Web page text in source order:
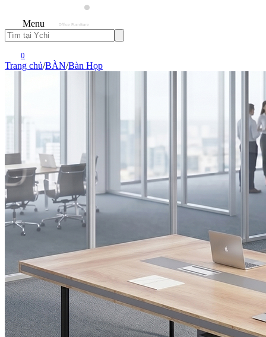
Menu
0
Trang chủ/BÀN/Bàn Họp